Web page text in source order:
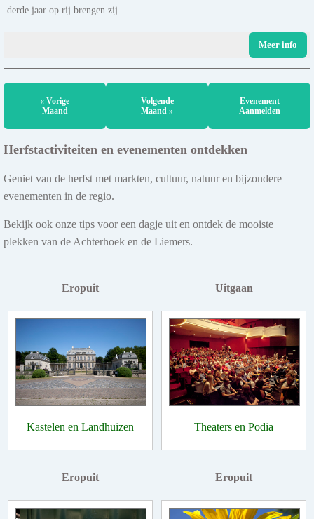
derde jaar op rij brengen zij......
Meer info
« Vorige
Maand
Volgende
Maand »
Evenement
Aanmelden
Herfstactiviteiten en evenementen ontdekken
Geniet van de herfst met markten, cultuur, natuur en bijzondere
evenementen in de regio.
Bekijk ook onze tips voor een dagje uit en ontdek de mooiste
plekken van de Achterhoek en de Liemers.
Eropuit
Kastelen en Landhuizen
Uitgaan
Theaters en Podia
Eropuit Eropuit